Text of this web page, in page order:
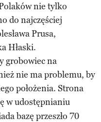
nie tylko
do najczęściej
Prusa,
Hłaski.
grobowiec na
nie ma problemu, by
położenia. Strona
w udostępnianiu
bazę przeszło 70